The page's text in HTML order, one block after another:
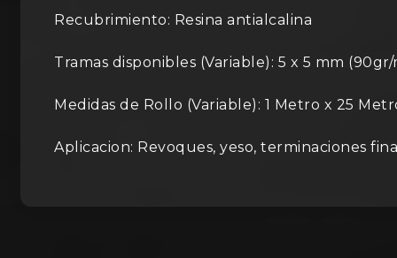
Recubrimiento: Resina antialcalina
Tramas disponibles (Variable): 5 x 5 mm (90gr/
Medidas de Rollo (Variable): 1 Metro x 25
Aplicacion: Revoques, yeso, terminaciones